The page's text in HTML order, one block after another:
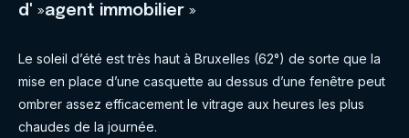
d' »agent immobilier »
Le soleil d’été est très haut à Bruxelles (62°) de sorte que la
mise en place d’une casquette au dessus d’une fenêtre peut
ombrer assez efficacement le vitrage aux heures les plus
chaudes de la journée.